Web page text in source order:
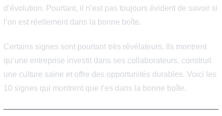
Introduction
salaire attractif. Les professionnels recherchent
environnement de travail qui favorise l’apprentissage,
l’équilibre de vie, la reconnaissance et les perspectives
d’évolution. Pourtant, il n’est pas toujours évident de
l’on est réellement dans la bonne boîte.